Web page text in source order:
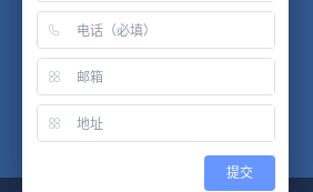
私有化电子签章系统
便携式智能印控仪
防伪彩打一体机
提交